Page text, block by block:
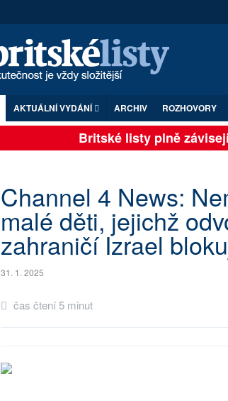
AKTUÁLNÍ VYDÁNÍ ARCHIV ROZHOVORY
Britské listy plně závisejí
Channel 4 News:
malé děti, jejichž
zahraničí Izrael
31. 1. 2025
čas čtení 5 minut